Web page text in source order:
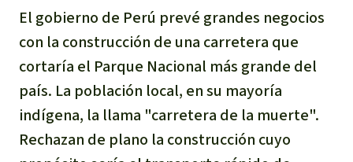
Metales
Minería
Agrotoxicos
Indonesia
El gobierno de Perú prevé grandes negocios
con la construcción de una carretera que
cortaría el Parque Nacional más grande del
país. La población local, en su mayoría
indígena, la llama "carretera de la muerte".
Rechazan de plano la construcción cuyo